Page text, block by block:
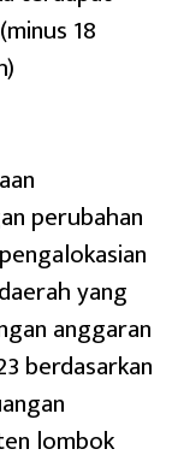
18
perubahan
yang
anggaran
berdasarkan
lombok